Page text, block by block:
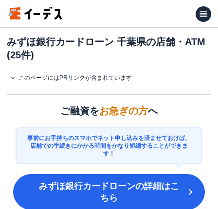
みずほ銀行カードローン 千葉県の店舗・ATM
(25件)
このページにはPRリンクが含まれています
ご融資をお急ぎの方へ
事前にお手持ちのスマホでネット申し込みを済ませておけば、
店舗での手続きにかかる時間をかなり短縮することができま
す！
みずほ銀行カードローンの詳細はこ
ちら